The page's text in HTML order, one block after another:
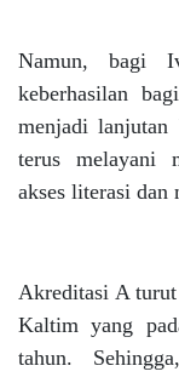
Namun, bagi
keberhasilan
menjadi
terus melayani
akses literasi dan
Akreditasi A
Kaltim yang
tahun.